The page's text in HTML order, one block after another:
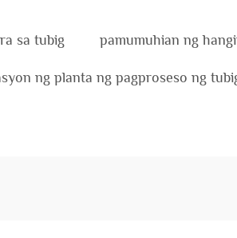
sa tubig pamumuhian ng
ng planta ng pagproseso ng